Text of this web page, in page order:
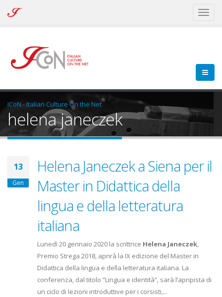
ICoN
On
the
Net
ICoN - Italian Culture On the Net
helena janeczek
13
Gen
Helena Janeczek a Siena per il
Master in Didattica della
lingua e della letteratura
italiana
Lunedì 20 gennaio 2020 la scrittrice Helena Janeczek,
Premio Strega 2018, aprirà la IX edizione del Master in
Didattica della lingua e della letteratura italiana. La
conferenza, dal titolo “Lingua e identità”, sarà l’apripista di
un ciclo di lezioni introduttive per i corsisti,...